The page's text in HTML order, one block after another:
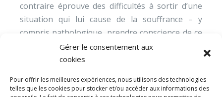
Gérer le consentement aux
cookies
Pour offrir les meilleures expériences, nous utilisons des technologies
telles que les cookies pour stocker et/ou accéder aux informations des
contraire éprouve des difficultés à sortir d’une
situation qui lui cause de la souffrance – y
compris pathologique, prendre conscience de ce
qui lui procure ou non du plaisir dans la situation
actuelle ou imagée est un postulat de travail très